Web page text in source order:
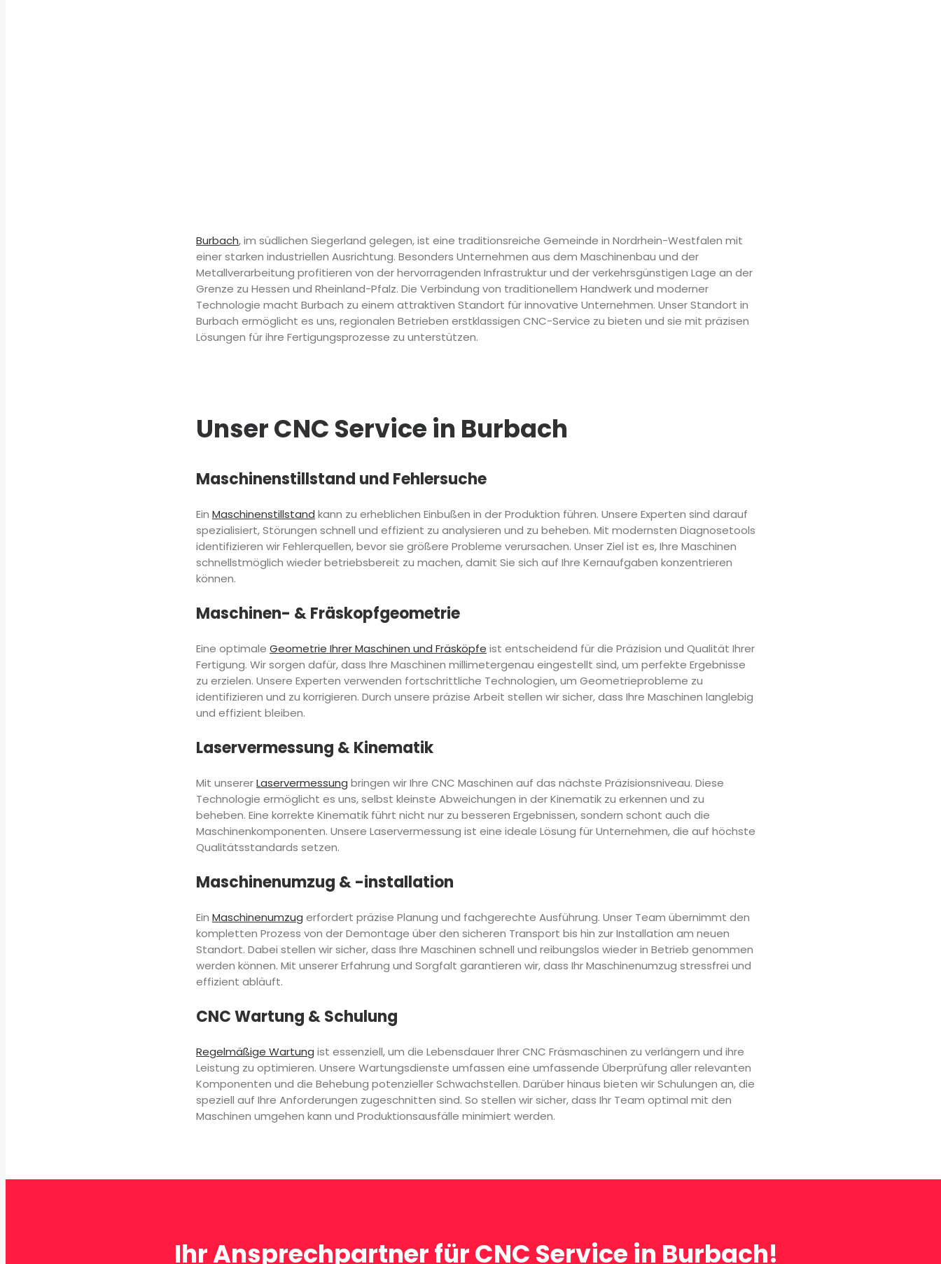
Burbach, im südlichen Siegerland gelegen, ist eine traditionsreiche Gemeinde in Nordrhein-Westfalen mit
einer starken industriellen Ausrichtung. Besonders Unternehmen aus dem Maschinenbau und der
Metallverarbeitung profitieren von der hervorragenden Infrastruktur und der verkehrsgünstigen Lage an der
Grenze zu Hessen und Rheinland-Pfalz. Die Verbindung von traditionellem Handwerk und moderner
Technologie macht Burbach zu einem attraktiven Standort für innovative Unternehmen. Unser Standort in
Burbach ermöglicht es uns, regionalen Betrieben erstklassigen CNC-Service zu bieten und sie mit präzisen
Lösungen für ihre Fertigungsprozesse zu unterstützen.
Unser CNC Service in Burbach
Maschinenstillstand und Fehlersuche
Ein Maschinenstillstand kann zu erheblichen Einbußen in der Produktion führen. Unsere Experten sind darauf
spezialisiert, Störungen schnell und effizient zu analysieren und zu beheben. Mit modernsten Diagnosetools
identifizieren wir Fehlerquellen, bevor sie größere Probleme verursachen. Unser Ziel ist es, Ihre Maschinen
schnellstmöglich wieder betriebsbereit zu machen, damit Sie sich auf Ihre Kernaufgaben konzentrieren
können.
Maschinen- & Fräskopfgeometrie
Eine optimale Geometrie Ihrer Maschinen und Fräsköpfe ist entscheidend für die Präzision und Qualität Ihrer
Fertigung. Wir sorgen dafür, dass Ihre Maschinen millimetergenau eingestellt sind, um perfekte Ergebnisse
zu erzielen. Unsere Experten verwenden fortschrittliche Technologien, um Geometrieprobleme zu
identifizieren und zu korrigieren. Durch unsere präzise Arbeit stellen wir sicher, dass Ihre Maschinen langlebig
und effizient bleiben.
Laservermessung & Kinematik
Mit unsererLaservermessung bringen wir Ihre CNC Maschinen auf das nächste Präzisionsniveau. Diese
Technologie ermöglicht es uns, selbst kleinste Abweichungen in der Kinematik zu erkennen und zu
beheben. Eine korrekte Kinematik führt nicht nur zu besseren Ergebnissen, sondern schont auch die
Maschinenkomponenten. Unsere Laservermessung ist eine ideale Lösung für Unternehmen, die auf höchste
Qualitätsstandards setzen.
Maschinenumzug & -installation
Ein Maschinenumzug erfordert präzise Planung und fachgerechte Ausführung. Unser Team übernimmt den
kompletten Prozess von der Demontage über den sicheren Transport bis hin zur Installation am neuen
Standort. Dabei stellen wir sicher, dass Ihre Maschinen schnell und reibungslos wieder in Betrieb genommen
werden können. Mit unserer Erfahrung und Sorgfalt garantieren wir, dass Ihr Maschinenumzug stressfrei und
effizient abläuft.
CNC Wartung & Schulung
Regelmäßige Wartung ist essenziell, um die Lebensdauer Ihrer CNC Fräsmaschinen zu verlängern und ihre
Leistung zu optimieren. Unsere Wartungsdienste umfassen eine umfassende Überprüfung aller relevanten
Komponenten und die Behebung potenzieller Schwachstellen. Darüber hinaus bieten wir Schulungen an, die
speziell auf Ihre Anforderungen zugeschnitten sind. So stellen wir sicher, dass Ihr Team optimal mit den
Maschinen umgehen kann und Produktionsausfälle minimiert werden.
Ihr Ansprechpartner für CNC Service in Burbach!